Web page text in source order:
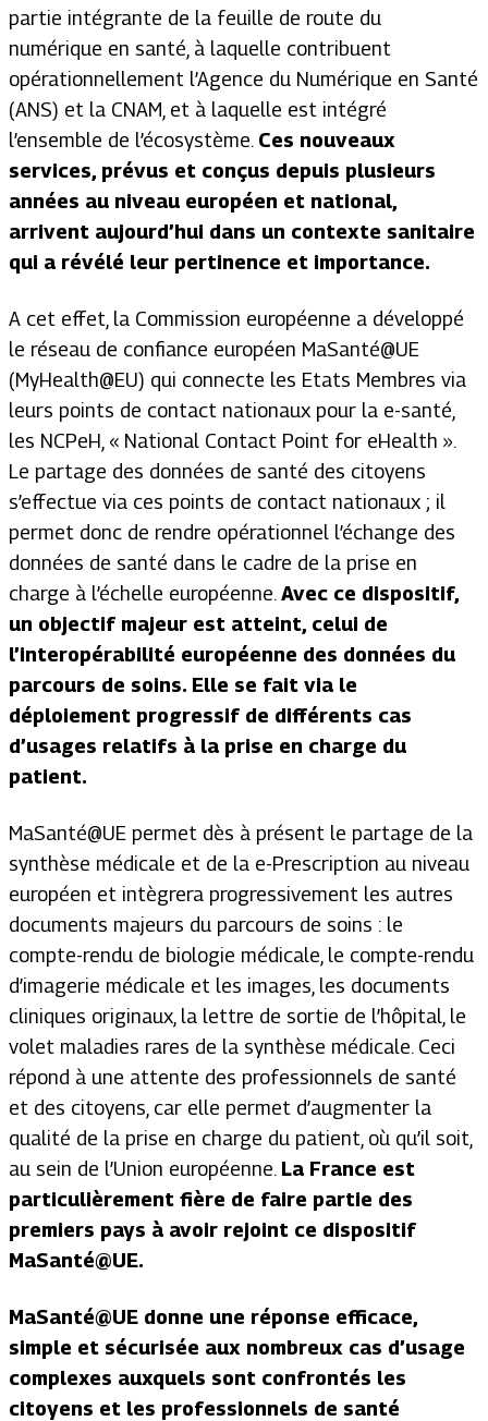
partie intégrante de la feuille de route du
numérique en santé, à laquelle contribuent
opérationnellement l’Agence du Numérique en Santé
(ANS) et la CNAM, et à laquelle est intégré
l’ensemble de l’écosystème. Ces nouveaux
services, prévus et conçus depuis plusieurs
années au niveau européen et national,
arrivent aujourd’hui dans un contexte sanitaire
qui a révélé leur pertinence et importance.
A cet effet, la Commission européenne a développé
le réseau de confiance européen MaSanté@UE
(MyHealth@EU) qui connecte les Etats Membres via
leurs points de contact nationaux pour la e-santé,
les NCPeH, « National Contact Point for eHealth ».
Le partage des données de santé des citoyens
s’effectue via ces points de contact nationaux ; il
permet donc de rendre opérationnel l’échange des
données de santé dans le cadre de la prise en
charge à l’échelle européenne. Avec ce dispositif,
un objectif majeur est atteint, celui de
l’interopérabilité européenne des données du
parcours de soins. Elle se fait via le
déploiement progressif de différents cas
d’usages relatifs à la prise en charge du
patient.
MaSanté@UE permet dès à présent le partage de la
synthèse médicale et de la e-Prescription au niveau
européen et intègrera progressivement les autres
documents majeurs du parcours de soins : le
compte-rendu de biologie médicale, le compte-rendu
d’imagerie médicale et les images, les documents
cliniques originaux, la lettre de sortie de l’hôpital, le
volet maladies rares de la synthèse médicale. Ceci
répond à une attente des professionnels de santé
et des citoyens, car elle permet d’augmenter la
qualité de la prise en charge du patient, où qu’il soit,
au sein de l’Union européenne. La France est
particulièrement fière de faire partie des
premiers pays à avoir rejoint ce dispositif
MaSanté@UE.
MaSanté@UE donne une réponse efficace,
simple et sécurisée aux nombreux cas d’usage
complexes auxquels sont confrontés les
citoyens et les professionnels de santé